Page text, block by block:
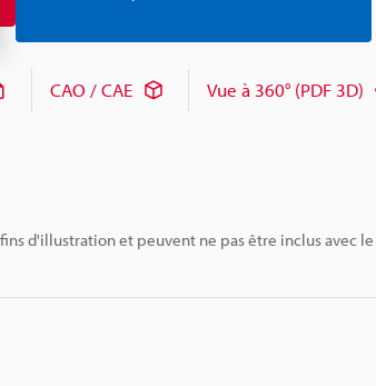
d'illustration et peuvent ne pas être inclus avec
CAO / CAE Vue à 360° (PDF 3D)